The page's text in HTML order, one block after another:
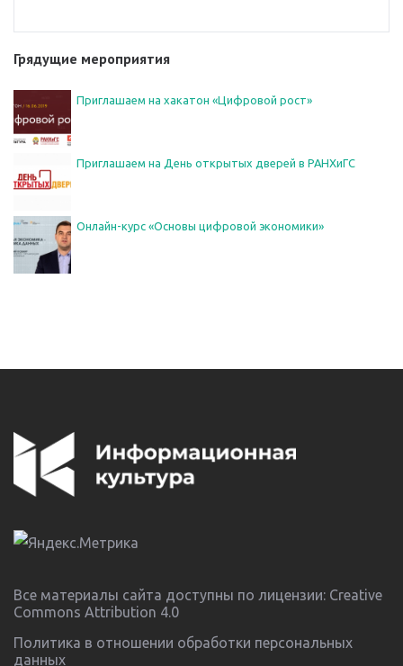
Грядущие мероприятия
Приглашаем на хакатон «Цифровой рост»
Приглашаем на День открытых дверей в РАНХиГС
Онлайн-курс «Основы цифровой экономики»
Все материалы сайта доступны по лицензии: Creative
Commons Attribution 4.0
Политика в отношении обработки персональных
данных